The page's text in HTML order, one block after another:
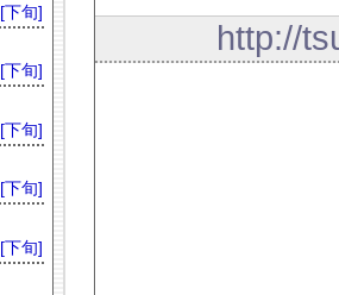
http://
[下旬]
[下旬]
[下旬]
[下旬]
[下旬]